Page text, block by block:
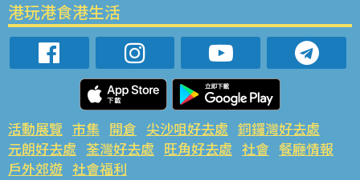
港玩港食港生活
活動展覽 市集 開倉 尖沙咀好去處 銅鑼灣好去處
元朗好去處 荃灣好去處 旺角好去處 社會 餐廳情報
戶外郊遊 社會福利